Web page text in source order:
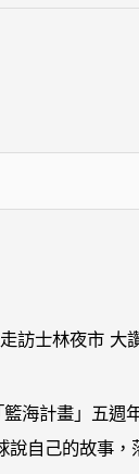
訪士林夜市 大
海計畫」五週
說自己的故事，